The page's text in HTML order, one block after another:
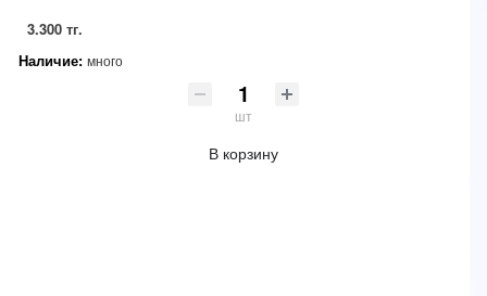
3.300 тг.
Наличие: много
шт
В корзину